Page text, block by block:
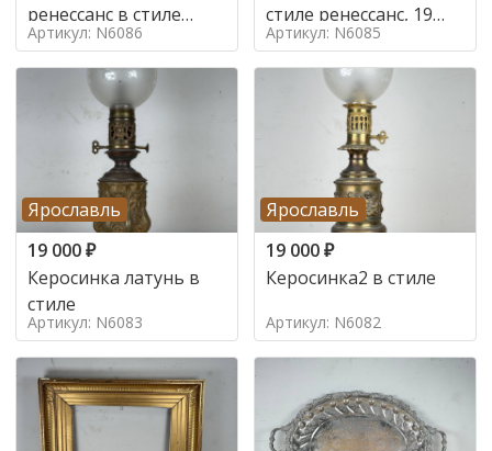
ренессанс в стиле
ренессанс,
Артикул: N6086
стиле ренессанс, 19
век
Артикул: N6085
Ярославль
19 000₽
Керосинка латунь в
стиле
Артикул: N6083
Ярославль
19 000₽
Керосинка2 в стиле
Артикул: N6082